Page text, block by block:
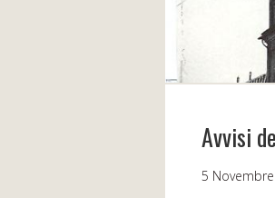
Avvisi
5